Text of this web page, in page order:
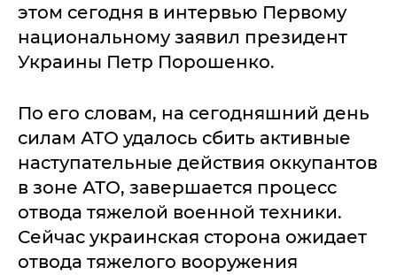
этом сегодня в интервью Первому
национальному заявил президент
Украины Петр Порошенко.
По его словам, на сегодняшний день
силам АТО удалось сбить активные
наступательные действия оккупантов
в зоне АТО, завершается процесс
отвода тяжелой военной техники.
Сейчас украинская сторона ожидает
отвода тяжелого вооружения